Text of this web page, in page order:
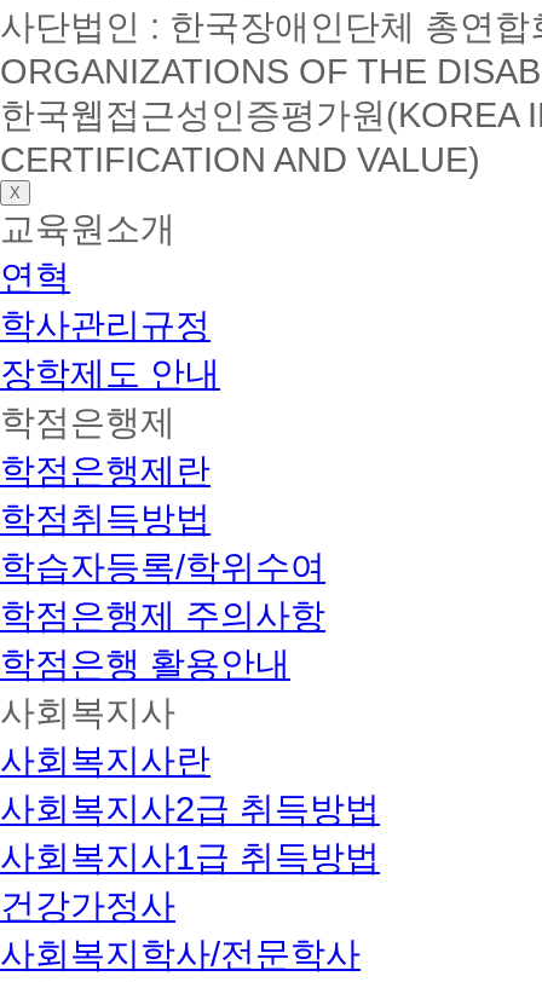
사단법인 : 한국장애인단체 총연
ORGANIZATIONS OF THE
한국웹접근성인증평가원(KOREA
CERTIFICATION AND VALUE)
X
교육원소개
연혁
학사관리규정
장학제도 안내
학점은행제
학점은행제란
학점취득방법
학습자등록/학위수여
학점은행제 주의사항
학점은행 활용안내
사회복지사
사회복지사란
사회복지사2급 취득방법
사회복지사1급 취득방법
건강가정사
사회복지학사/전문학사